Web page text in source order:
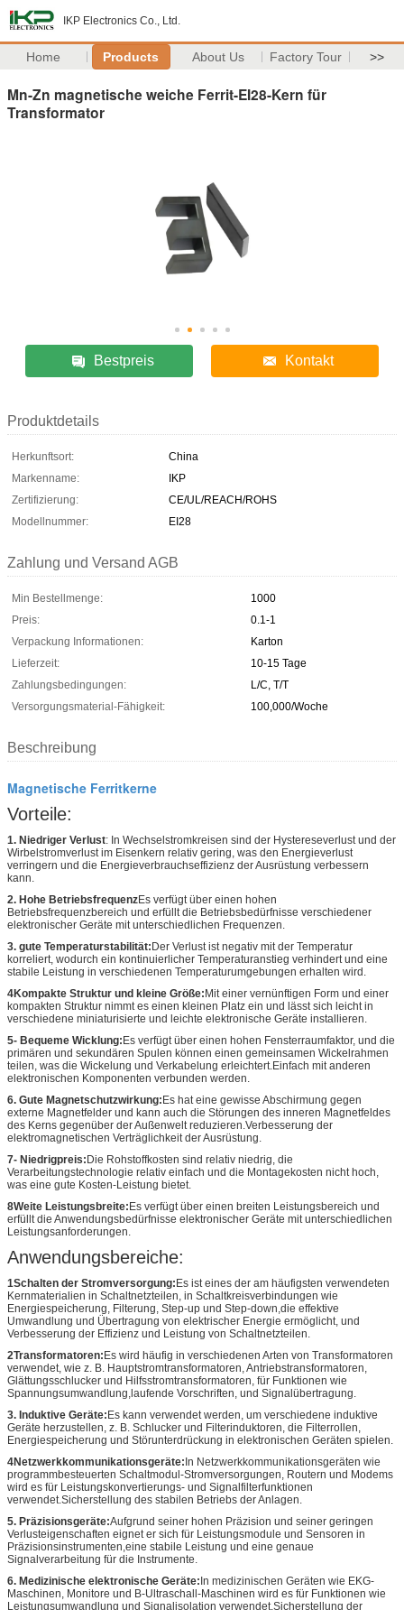
IKP Electronics Co., Ltd.
Home Products About Us Factory Tour >>
Mn-Zn magnetische weiche Ferrit-EI28-Kern für
Transformator
Bestpreis Kontakt
Produktdetails
Herkunftsort:
China
Markenname:
IKP
Zertifizierung:
CE/UL/REACH/ROHS
Modellnummer:
EI28
Zahlung und Versand AGB
Min Bestellmenge:
1000
Preis:
0.1-1
Verpackung Informationen:
Karton
Lieferzeit:
10-15 Tage
Zahlungsbedingungen:
L/C, T/T
Versorgungsmaterial-Fähigkeit:
100,000/Woche
Beschreibung
Magnetische Ferritkerne
Vorteile:
1. Niedriger Verlust: In Wechselstromkreisen sind der Hystereseverlust und der
Wirbelstromverlust im Eisenkern relativ gering, was den Energieverlust
verringern und die Energieverbrauchseffizienz der Ausrüstung verbessern
kann.
2. Hohe BetriebsfrequenzEs verfügt über einen hohen
Betriebsfrequenzbereich und erfüllt die Betriebsbedürfnisse verschiedener
elektronischer Geräte mit unterschiedlichen Frequenzen.
3. gute Temperaturstabilität:Der Verlust ist negativ mit der Temperatur
korreliert, wodurch ein kontinuierlicher Temperaturanstieg verhindert und eine
stabile Leistung in verschiedenen Temperaturumgebungen erhalten wird.
4Kompakte Struktur und kleine Größe:Mit einer vernünftigen Form und einer
kompakten Struktur nimmt es einen kleinen Platz ein und lässt sich leicht in
verschiedene miniaturisierte und leichte elektronische Geräte installieren.
5- Bequeme Wicklung:Es verfügt über einen hohen Fensterraumfaktor, und die
primären und sekundären Spulen können einen gemeinsamen Wickelrahmen
teilen, was die Wickelung und Verkabelung erleichtert.Einfach mit anderen
elektronischen Komponenten verbunden werden.
6. Gute Magnetschutzwirkung:Es hat eine gewisse Abschirmung gegen
externe Magnetfelder und kann auch die Störungen des inneren Magnetfeldes
des Kerns gegenüber der Außenwelt reduzieren.Verbesserung der
elektromagnetischen Verträglichkeit der Ausrüstung.
7- Niedrigpreis:Die Rohstoffkosten sind relativ niedrig, die
Verarbeitungstechnologie relativ einfach und die Montagekosten nicht hoch,
was eine gute Kosten-Leistung bietet.
8Weite Leistungsbreite:Es verfügt über einen breiten Leistungsbereich und
erfüllt die Anwendungsbedürfnisse elektronischer Geräte mit unterschiedlichen
Leistungsanforderungen.
Anwendungsbereiche:
1Schalten der Stromversorgung:Es ist eines der am häufigsten verwendeten
Kernmaterialien in Schaltnetzteilen, in Schaltkreisverbindungen wie
Energiespeicherung, Filterung, Step-up und Step-down,die effektive
Umwandlung und Übertragung von elektrischer Energie ermöglicht, und
Verbesserung der Effizienz und Leistung von Schaltnetzteilen.
2Transformatoren:Es wird häufig in verschiedenen Arten von Transformatoren
verwendet, wie z. B. Hauptstromtransformatoren, Antriebstransformatoren,
Glättungsschlucker und Hilfsstromtransformatoren, für Funktionen wie
Spannungsumwandlung,laufende Vorschriften, und Signalübertragung.
3. Induktive Geräte:Es kann verwendet werden, um verschiedene induktive
Geräte herzustellen, z. B. Schlucker und Filterinduktoren, die Filterrollen,
Energiespeicherung und Störunterdrückung in elektronischen Geräten spielen.
4Netzwerkkommunikationsgeräte:In Netzwerkkommunikationsgeräten wie
programmbesteuerten Schaltmodul-Stromversorgungen, Routern und Modems
wird es für Leistungskonvertierungs- und Signalfilterfunktionen
verwendet.Sicherstellung des stabilen Betriebs der Anlagen.
5. Präzisionsgeräte:Aufgrund seiner hohen Präzision und seiner geringen
Verlusteigenschaften eignet er sich für Leistungsmodule und Sensoren in
Präzisionsinstrumenten,eine stabile Leistung und eine genaue
Signalverarbeitung für die Instrumente.
6. Medizinische elektronische Geräte:In medizinischen Geräten wie EKG-
Maschinen, Monitore und B-Ultraschall-Maschinen wird es für Funktionen wie
Leistungsumwandlung und Signalisolation verwendet,Sicherstellung der